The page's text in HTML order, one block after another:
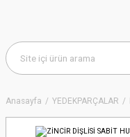
Anasayfa YEDEKPARÇALAR